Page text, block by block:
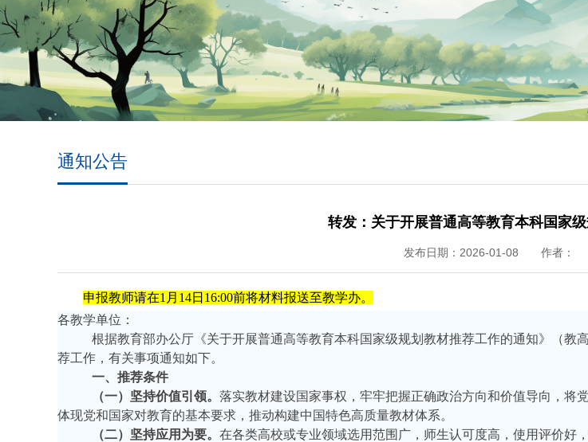
通知公告
转发：关于开展普通高等教育本科国家
发布日期：2026-01-08 作者：
申报教师请在1月14日16:00前将材料报送至教学办。
各教学单位：
根据教育部办公厅《关于开展普通高等教育本科国家级规划教材推荐工作的通知》（教
荐工作，有关事项通知如下。
一、 推荐条件
（一）坚持价值引领。 落实教材建设国家事权，牢牢把握正确政治方向和价值导向，将
体现党和国家对教育的基本要求，推动构建中国特色高质量教材体系。
（二）坚持应用为要。 在各类高校或专业领域选用范围广，师生认可度高，使用评价好